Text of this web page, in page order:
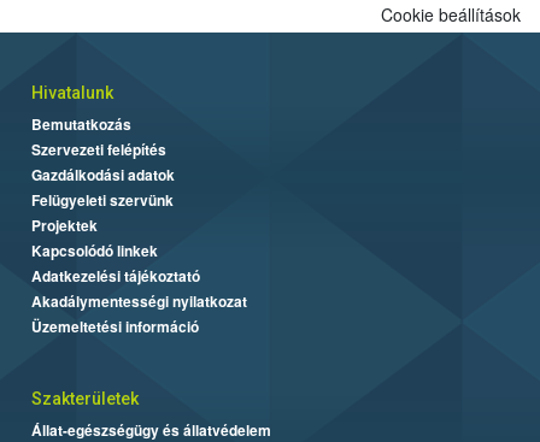
folytatódik a növények fejlődésének nyomonkövetésével.
Cookie beállítások
Hivatalunk
Bemutatkozás
Szervezeti felépítés
Gazdálkodási adatok
Felügyeleti szervünk
Projektek
Kapcsolódó linkek
Adatkezelési tájékoztató
Akadálymentességi nyilatkozat
Üzemeltetési információ
Szakterületek
Állat-egészségügy és állatvédelem